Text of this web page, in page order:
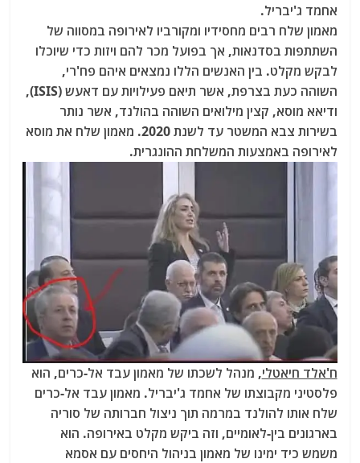
אחמד ג'יבריל.
מאמון שלח רבים מחסידיו ומקורביו לאירופה במסווה של
השתתפות בסדנאות, אך בפועל מכר להם ויזות כדי שיוכלו
לבקש מקלט. בין האנשים הללו נמצאים איהם פח'רי,
השוהה כעת בצרפת, אשר תיאם פעילויות עם דאעש (ISIS),
ודיאא מוסא, קצין מילואים השוהה בהולנד, אשר נותר
בשירות צבא המשטר עד לשנת 2020. מאמון שלח את מוסא
לאירופה באמצעות המשלחת ההונגרית.
ח'אלד חיאטלי, מנהל לשכתו של מאמון עבד אל-כרים, הוא
פלסטיני מקבוצתו של אחמד ג'יבריל. מאמון עבד אל-כרים
שלח אותו להולנד במרמה תוך ניצול חברותה של סוריה
בארגונים בין-לאומיים, וזה ביקש מקלט באירופה. הוא
משמש כיד ימינו של מאמון בניהול היחסים עם אסמא